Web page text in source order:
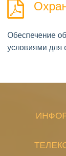
Обеспечение
условиями для